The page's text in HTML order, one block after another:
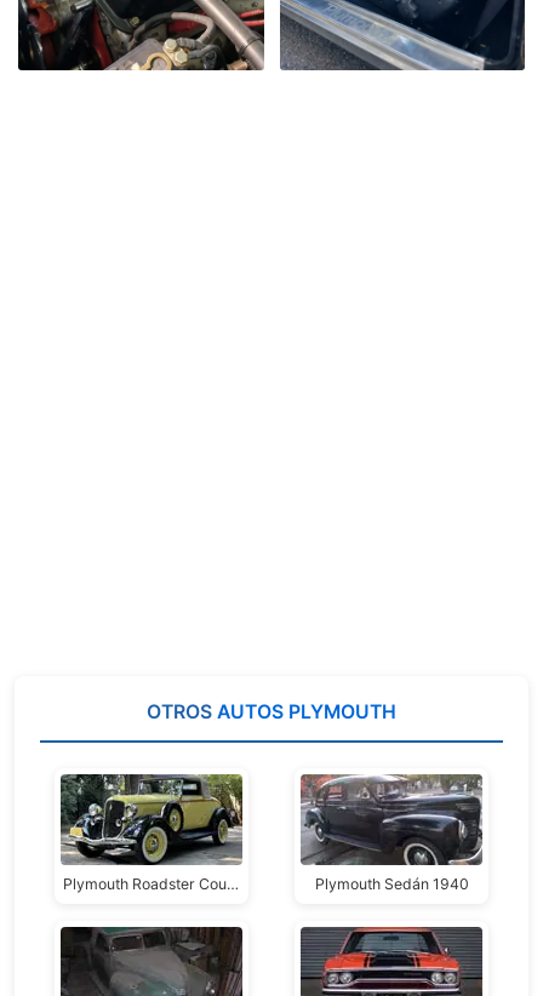
OTROS AUTOS PLYMOUTH
Plymouth Roadster Coupé Plymouth Sedán 1940